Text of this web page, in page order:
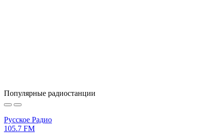
Популярные радиостанции
Русское Радио
105.7 FM